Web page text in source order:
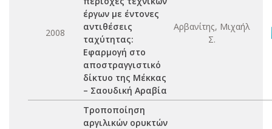
2008
έργων με έντονες
αντιθέσεις
ταχύτητας:
Εφαρμογή στο
αποστραγγιστικό
δίκτυο της Μέκκας
– Σαουδική Αραβία
Αρβανίτης, Μιχαήλ
Σ.
Τροποποίηση
αργιλικών ορυκτών